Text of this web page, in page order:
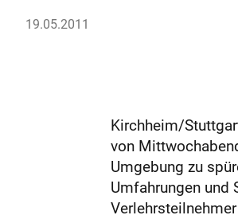
19.05.2011
Kirchheim/
von
Umgebung zu
Umfahrungen und